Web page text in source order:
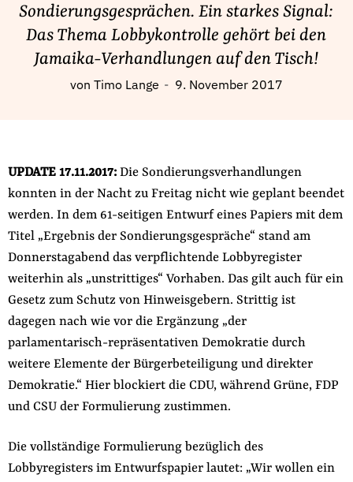
Geschenkspende
Bußgelder und Geldauflagen
Appelle unterzeichnen
Impressum
Suche
auf
der
Website
Folge Uns
FacebookMastodon
BlueskyInstagram
YoutubeLinkedInFeed
Sondierungsgesprächen. Ein starkes Signal:
Das Thema Lobbykontrolle gehört bei den
Jamaika-Verhandlungen auf den Tisch!
von Timo Lange 9. November 2017
UPDATE 17.11.2017: Die Sondierungsverhandlungen
konnten in der Nacht zu Freitag nicht wie geplant beendet
werden. In dem 61-seitigen Entwurf eines Papiers mit dem
Titel „Ergebnis der Sondierungsgespräche“ stand am
Donnerstagabend das verpflichtende Lobbyregister
weiterhin als „unstrittiges“ Vorhaben. Das gilt auch für ein
Gesetz zum Schutz von Hinweisgebern. Strittig ist
dagegen nach wie vor die Ergänzung „der
parlamentarisch-repräsentativen Demokratie durch
weitere Elemente der Bürgerbeteiligung und direkter
Demokratie.“ Hier blockiert die CDU, während Grüne, FDP
und CSU der Formulierung zustimmen.
Die vollständige Formulierung bezüglich des
Lobbyregisters im Entwurfspapier lautet: „Wir wollen ein